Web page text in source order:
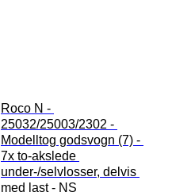
Roco N -
25032/25003/2302 -
Modelltog godsvogn (7) -
7x to-akslede
under-/selvlosser, delvis
med last - NS